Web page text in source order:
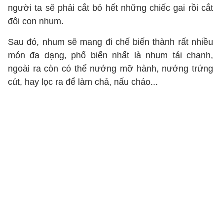
người ta sẽ phải cắt bỏ hết những chiếc gai rồi cắt
đôi con nhum.
Sau đó, nhum sẽ mang đi chế biến thành rất nhiều
món đa dạng, phổ biến nhất là nhum tái chanh,
ngoài ra còn có thể nướng mỡ hành, nướng trứng
cút, hay lọc ra để làm chả, nấu cháo...